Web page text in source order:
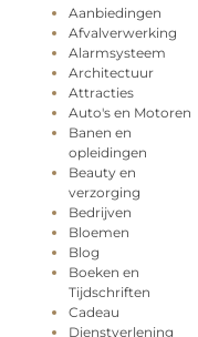
Aanbiedingen
Afvalverwerking
Alarmsysteem
Architectuur
Attracties
Auto's en Motoren
Banen en
opleidingen
Beauty en
verzorging
Bedrijven
Bloemen
Blog
Boeken en
Tijdschriften
Cadeau
Dienstverlening